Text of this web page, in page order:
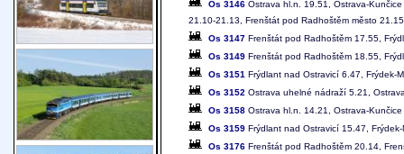
Os 3146 Ostrava hl.n. 19.51, Ostrava-
21.10-21.13, Frenštát pod Radhoštěm město 21.15
Os 3147 Frenštát pod Radhoštěm 17.55,
Os 3149 Frenštát pod Radhoštěm 18.55,
Os 3151 Frýdlant nad Ostravicí 6.47, Frýdek-
Os 3152 Ostrava uhelné nádraží 5.21,
Os 3158 Ostrava hl.n. 14.21, Ostrava-
Os 3159 Frýdlant nad Ostravicí 15.47,
Os 3176 Frenštát pod Radhoštěm 20.14,